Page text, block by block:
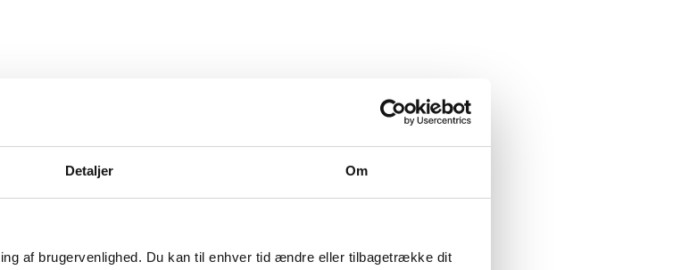
Detaljer Om
af brugervenlighed. Du kan til enhver tid ændre eller tilbagetrække dit